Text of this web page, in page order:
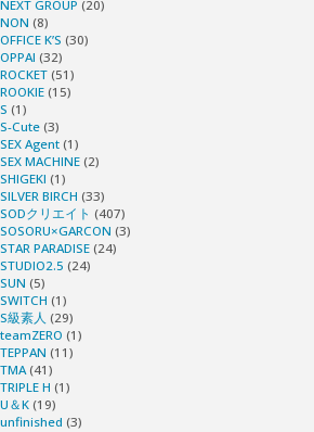
NEXT GROUP (20)
NON (8)
OFFICE K’S (30)
OPPAI (32)
ROCKET (51)
ROOKIE (15)
S (1)
S-Cute (3)
SEX Agent (1)
SEX MACHINE (2)
SHIGEKI (1)
SILVER BIRCH (33)
SODクリエイト (407)
SOSORU×GARCON (3)
STAR PARADISE (24)
STUDIO2.5 (24)
SUN (5)
SWITCH (1)
S級素人 (29)
teamZERO (1)
TEPPAN (11)
TMA(41)
TRIPLE H (1)
U＆K (19)
unfinished (3)